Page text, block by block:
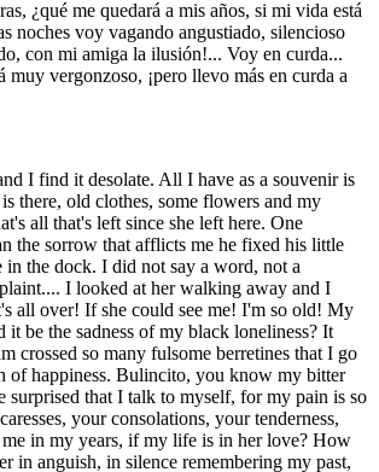
¿qué me quedará a mis años, si mi vida está
noches voy vagando angustiado, silencioso
con mi amiga la ilusión!... Voy en curda...
muy vergonzoso, ¡pero llevo más en curda a
I find it desolate. All I have as a souvenir is
there, old clothes, some flowers and my
all that's left since she left here. One
the sorrow that afflicts me he fixed his little
in the dock. I did not say a word, not a
I looked at her walking away and I
all over! If she could see me! I'm so old! My
it be the sadness of my black loneliness? It
crossed so many fulsome berretines that I go
of happiness. Bulincito, you know my bitter
surprised that I talk to myself, for my pain is so
your consolations, your tenderness,
in my years, if my life is in her love? How
in anguish, in silence remembering my past,